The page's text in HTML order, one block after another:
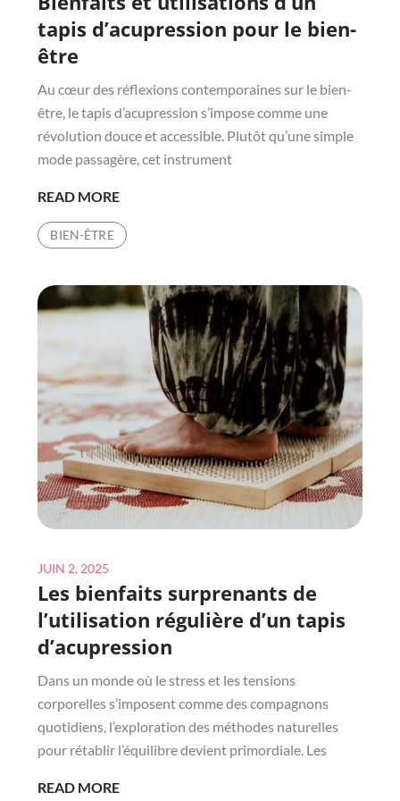
tapis d’acupression pour le bien-
être
Au cœur des réflexions contemporaines sur le bien-
être, le tapis d’acupression s’impose comme une
révolution douce et accessible. Plutôt qu’une simple
mode passagère, cet instrument
READ MOREBIENFAITS
ET
UTILISATIONS
TAPIS
D’ACUPRESSION
POUR
BIEN-
ÊTRE
BIEN-ÊTRE
Posted
on
JUIN 2, 2025
Les bienfaits surprenants de
l’utilisation régulière d’un tapis
d’acupression
Dans un monde où le stress et les tensions
corporelles s’imposent comme des compagnons
quotidiens, l’exploration des méthodes naturelles
pour rétablir l’équilibre devient primordiale. Les
READ MORELES